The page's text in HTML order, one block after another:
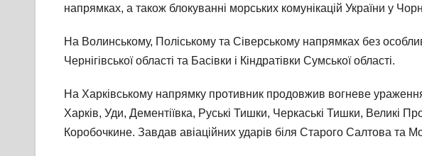
напрямках, а також блокуванні морських комунікацій України у
На Волинському, Поліському та Сіверському напрямках без
Чернігівської області та Басівки і Кіндратівки Сумської області.
На Харківському напрямку противник продовжив вогневе ураження
Харків, Уди, Дементіївка, Руські Тишки, Черкаські Тишки, Великі
Коробочкине. Завдав авіаційних ударів біля Старого Салтова та